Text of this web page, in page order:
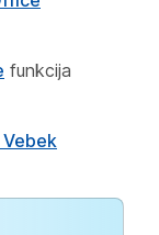
funkcija